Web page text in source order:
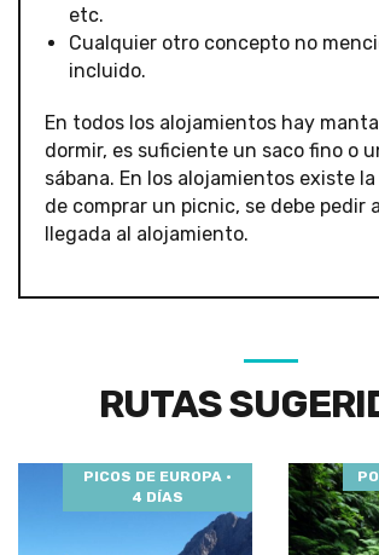
etc.
Cualquier otro concepto no
incluido.
En todos los alojamientos hay
dormir, es suficiente un saco fino o
sábana. En los alojamientos existe
de comprar un picnic, se debe pedir
llegada al alojamiento.
RUTAS
PICOS DE EUROPA ·
4 DÍAS